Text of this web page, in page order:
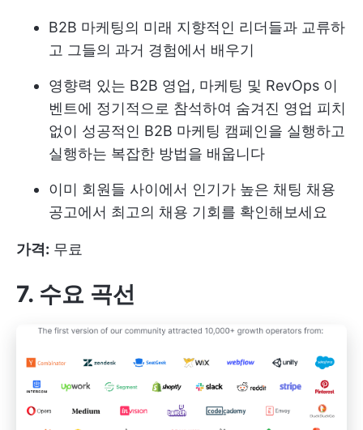
B2B 마케팅의 미래 지향적인 리더들과 교류하
고 그들의 과거 경험에서 배우기
영향력 있는 B2B 영업, 마케팅 및 RevOps 이
벤트에 정기적으로 참석하여 숨겨진 영업 피치
없이 성공적인 B2B 마케팅 캠페인을 실행하고
실행하는 복잡한 방법을 배웁니다
이미 회원들 사이에서 인기가 높은 채팅 채용
공고에서 최고의 채용 기회를 확인해보세요
가격: 무료
7. 수요 곡선